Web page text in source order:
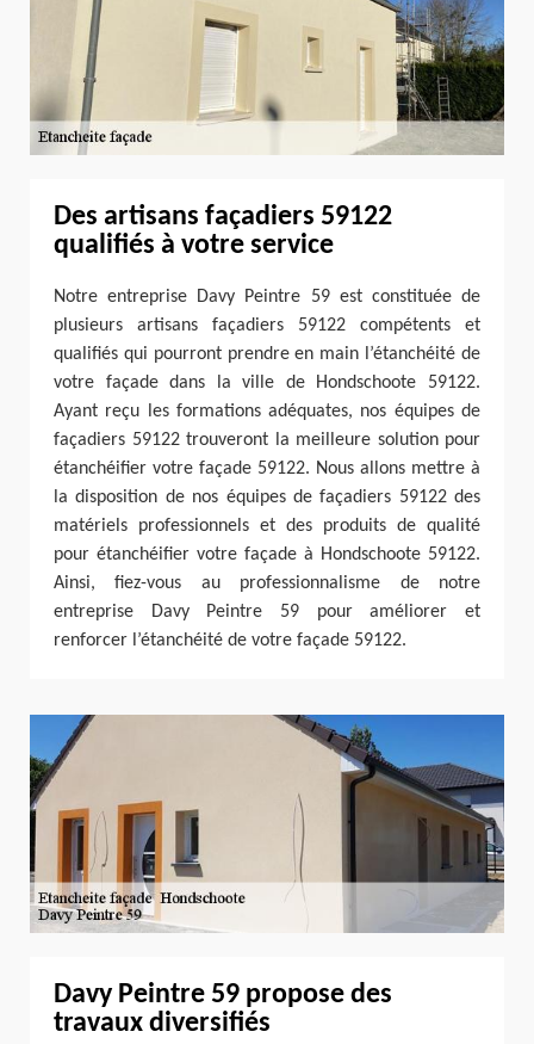
Des artisans façadiers 59122
qualifiés à votre service
Notre entreprise Davy Peintre 59 est constituée de
plusieurs artisans façadiers 59122 compétents et
qualifiés qui pourront prendre en main l’étanchéité de
votre façade dans la ville de Hondschoote 59122.
Ayant reçu les formations adéquates, nos équipes de
façadiers 59122 trouveront la meilleure solution pour
étanchéifier votre façade 59122. Nous allons mettre à
la disposition de nos équipes de façadiers 59122 des
matériels professionnels et des produits de qualité
pour étanchéifier votre façade à Hondschoote 59122.
Ainsi, fiez-vous au professionnalisme de notre
entreprise Davy Peintre 59 pour améliorer et
renforcer l’étanchéité de votre façade 59122.
Davy Peintre 59 propose des
travaux diversifiés